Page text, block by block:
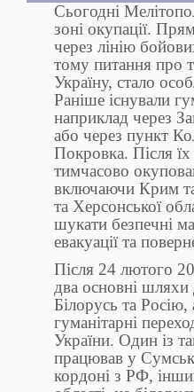
Сьогодні
зоні окупації.
через лінію
тому питання про
Україну, стало
Раніше існували
наприклад через
або через пункт
Покровка. Після
тимчасово
включаючи Крим та
та Херсонської
шукати безпечні
евакуації та
Після 24 лютого
два основні шляхи
Білорусь та Росію,
гуманітарні
України. Один із
працював у
кордоні з РФ,